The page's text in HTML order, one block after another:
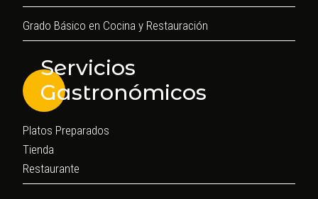
Grado Básico en Cocina y Restauración
Servicios
Gastronómicos
Platos Preparados
Tienda
Restaurante